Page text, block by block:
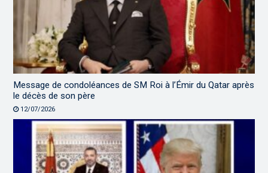
Message de condoléances de SM Roi à l’Émir du Qatar après
le décès de son père
12/07/2026